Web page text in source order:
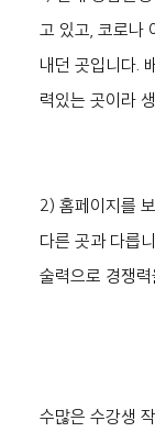
고 있고, 코로나
내던 곳입니다.
력있는 곳이라
2) 홈페이지를
다른 곳과 다릅
술력으로 경쟁
수많은 수강생